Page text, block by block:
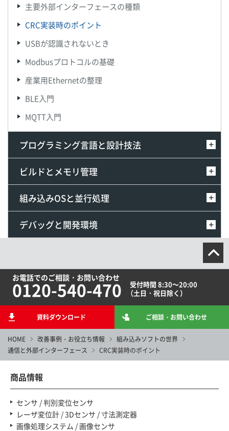
HOME 改善事例・お役立ち情報
組み込みソフトの世界
通信と外部インターフェース
CRC実装時のポイント
主要外部インターフェースの種類
CRC実装時のポイント
USBが認識されないとき
Modbusプロトコルの基礎
産業用Ethernetの整理
BLE入門
MQTT入門
プログラミング言語と設計技法
ビルドとメモリ管理
組み込みOSと並行処理
デバッグと開発環境
お電話でのご相談・お問い合わせ
0120-540-470
受付時間 8:30～20:00
（土日・祝日除く）
資料ダウンロード ご相談・お問い合わせ
商品情報
センサ / 判別変位センサ
レーザ変位計 / 3Dセンサ / 寸法測定器
画像処理システム / 画像センサ